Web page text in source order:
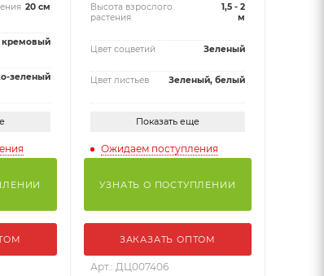
20 см
кремовый
зеленый
Высота взрослого
растения
1,5 - 2
м
Цвет соцветий Зеленый
Цвет листьев Зеленый, белый
Показать еще
Ожидаем поступления
УЗНАТЬ О ПОСТУПЛЕНИИ
ЗАКАЗАТЬ ОПТОМ
Арт.: ДЦ007406